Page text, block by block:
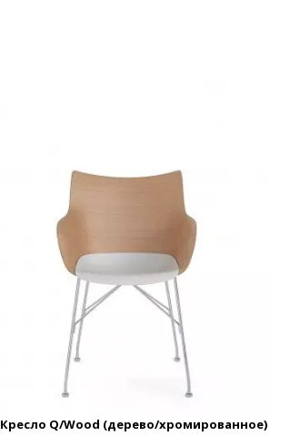
Кресло Q/Wood (дерево/хромированное)